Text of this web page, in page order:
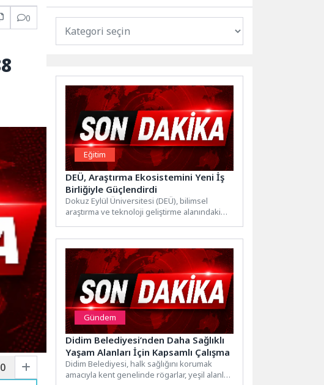
0
0
Eğitim
DEÜ, Araştırma Ekosistemini Yeni İş
Birliğiyle Güçlendirdi
Dokuz Eylül Üniversitesi (DEÜ), bilimsel
araştırma ve teknoloji geliştirme alanındaki
Gündem
Didim Belediyesi’nden Daha Sağlıklı
Yaşam Alanları İçin Kapsamlı Çalışma
Didim Belediyesi, halk sağlığını korumak
amacıyla kent genelinde rögarlar, yeşil alanlar